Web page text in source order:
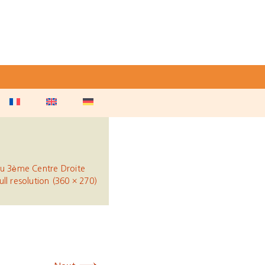
3ème Centre Droite
resolution (360 × 270)